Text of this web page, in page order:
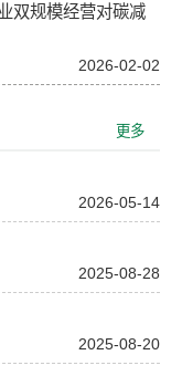
双规模经营对碳减
2026-02-02
更多
2026-05-14
2025-08-28
2025-08-20